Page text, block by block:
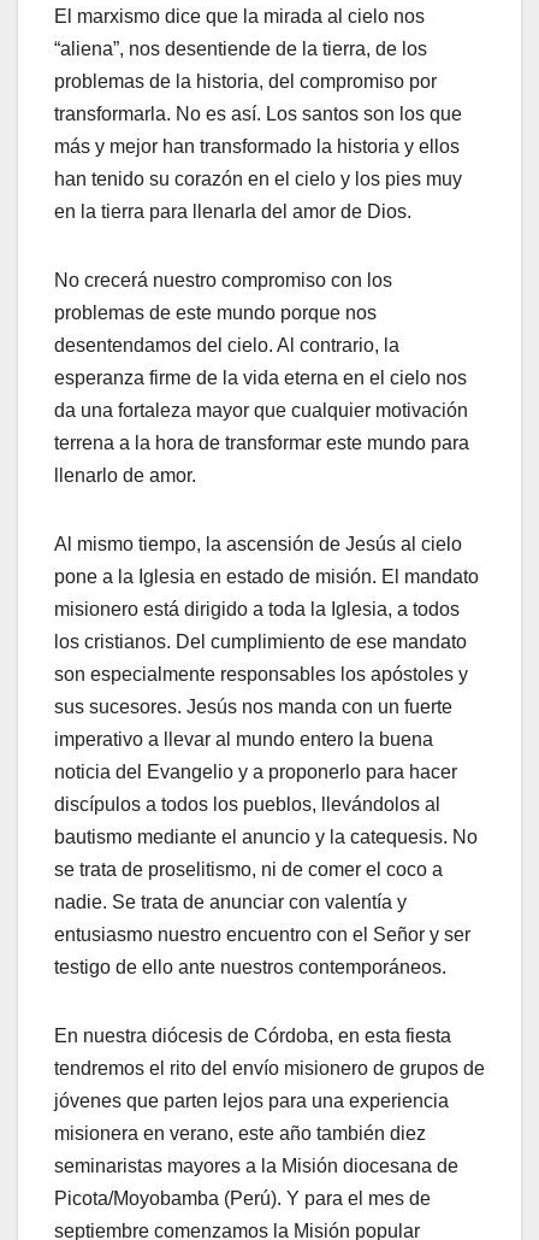
El marxismo dice que la mirada al cielo nos
“aliena”, nos desentiende de la tierra, de los
problemas de la historia, del compromiso por
transformarla. No es así. Los santos son los que
más y mejor han transformado la historia y ellos
han tenido su corazón en el cielo y los pies muy
en la tierra para llenarla del amor de Dios.
No crecerá nuestro compromiso con los
problemas de este mundo porque nos
desentendamos del cielo. Al contrario, la
esperanza firme de la vida eterna en el cielo nos
da una fortaleza mayor que cualquier motivación
terrena a la hora de transformar este mundo para
llenarlo de amor.
Al mismo tiempo, la ascensión de Jesús al cielo
pone a la Iglesia en estado de misión. El mandato
misionero está dirigido a toda la Iglesia, a todos
los cristianos. Del cumplimiento de ese mandato
son especialmente responsables los apóstoles y
sus sucesores. Jesús nos manda con un fuerte
imperativo a llevar al mundo entero la buena
noticia del Evangelio y a proponerlo para hacer
discípulos a todos los pueblos, llevándolos al
bautismo mediante el anuncio y la catequesis. No
se trata de proselitismo, ni de comer el coco a
nadie. Se trata de anunciar con valentía y
entusiasmo nuestro encuentro con el Señor y ser
testigo de ello ante nuestros contemporáneos.
En nuestra diócesis de Córdoba, en esta fiesta
tendremos el rito del envío misionero de grupos de
jóvenes que parten lejos para una experiencia
misionera en verano, este año también diez
seminaristas mayores a la Misión diocesana de
Picota/Moyobamba (Perú). Y para el mes de
septiembre comenzamos la Misión popular